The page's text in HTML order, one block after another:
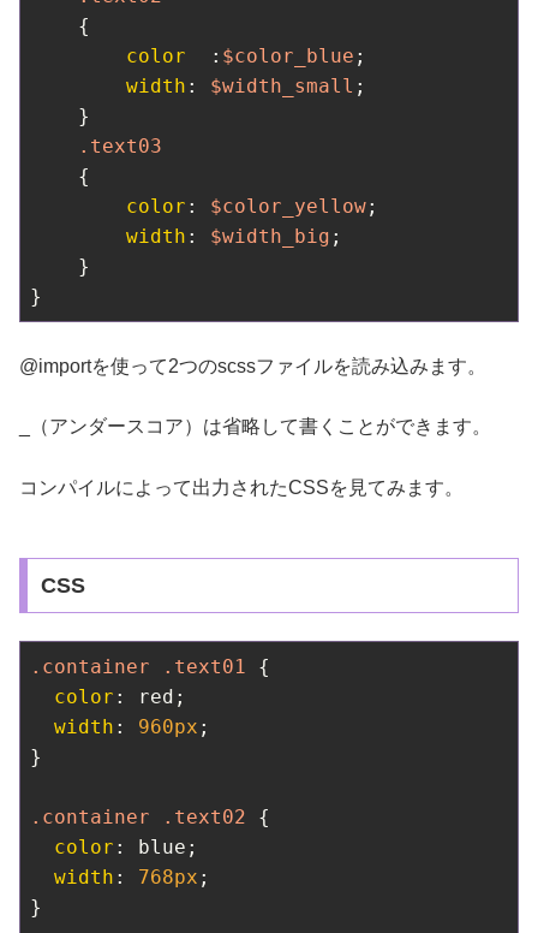
    {
color
  :
$color_blue ;
width : $width_small ;
    }
.text03
    {
color : $color_yellow;
width : $width_big ;
    }
@importを使って2つのscssファイルを読み込みます。
_（アンダースコア）は省略して書くことができます。
コンパイルによって出力されたCSSを見てみます。
CSS
.container .text01
{
color : red;
width : 960px ;
}
.container .text02 {
color : blue;
width : 768px ;
}